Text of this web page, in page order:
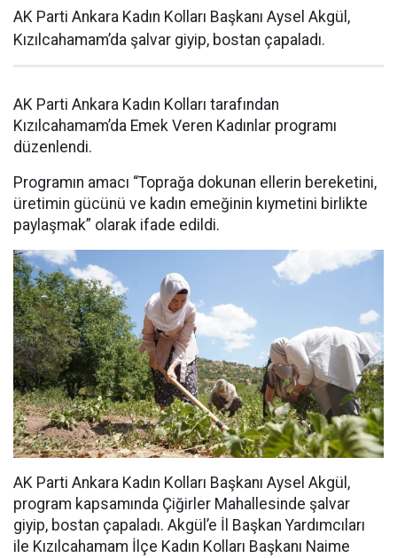
AK Parti Ankara Kadın Kolları Başkanı Aysel Akgül,
Kızılcahamam’da şalvar giyip, bostan çapaladı.
AK Parti Ankara Kadın Kolları tarafından
Kızılcahamam’da Emek Veren Kadınlar programı
düzenlendi.
Programın amacı “Toprağa dokunan ellerin bereketini,
üretimin gücünü ve kadın emeğinin kıymetini birlikte
paylaşmak” olarak ifade edildi.
AK Parti Ankara Kadın Kolları Başkanı Aysel Akgül,
program kapsamında Çiğirler Mahallesinde şalvar
giyip, bostan çapaladı. Akgül’e İl Başkan Yardımcıları
ile Kızılcahamam İlçe Kadın Kolları Başkanı Naime